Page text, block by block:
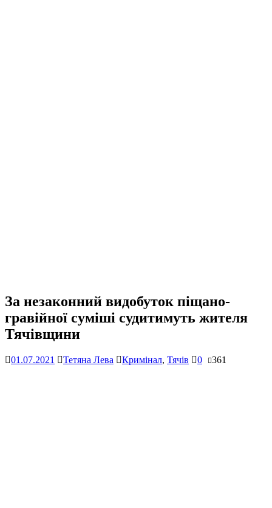
За незаконний видобуток піщано-
гравійної суміші судитимуть жителя
Тячівщини
01.07.2021 Тетяна Лева Кримінал, Тячів 0 361